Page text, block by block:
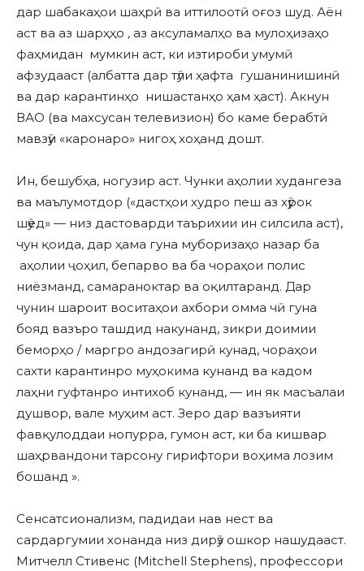
дар шабакаҳои шаҳрӣ ва иттилоотӣ оғоз шуд. Аён
аст ва аз шарҳҳо , аз аксуламалҳо ва мулоҳизаҳо
фаҳмидан мумкин аст, ки изтироби умумӣ
афзудааст (албатта дар тӯли ҳафта гушанинишинӣ
ва дар карантинҳо нишастанҳо ҳам ҳаст). Акнун
ВАО (ва махсусан телевизион) бо каме берабтӣ
мавзӯи «каронаро» нигоҳ хоҳанд дошт.
Ин, бешубҳа, ногузир аст. Чунки аҳолии худангеза
ва маълумотдор («дастҳои худро пеш аз хӯрок
шӯед» — низ дастоварди таърихии ин силсила аст),
чун қоида, дар ҳама гуна муборизаҳо назар ба
аҳолии ҷоҳил, бепарво ва ба чораҳои полис
ниёзманд, самараноктар ва оқилтаранд. Дар
чунин шароит воситаҳои ахбори омма чӣ гуна
бояд вазъро ташдид накунанд, зикри доимии
беморҳо / маргро андозагирӣ кунад, чораҳои
сахти карантинро муҳокима кунанд ва кадом
лаҳни гуфтанро интихоб кунанд, — ин як масъалаи
душвор, вале муҳим аст. Зеро дар вазъияти
фавқулоддаи нопурра, гумон аст, ки ба кишвар
шаҳрвандони тарсону гирифтори воҳима лозим
бошанд ».
Сенсатсионализм, падидаи нав нест ва
сардаргумии хонанда низ дирӯз ошкор нашудааст.
Митчелл Стивенс (Mitchell Stephens), профессори